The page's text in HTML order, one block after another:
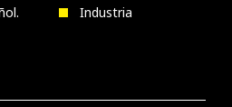
Industria